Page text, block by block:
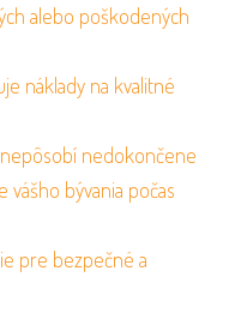
alebo poškodených
náklady na kvalitné
nedokončene
vášho bývania počas
pre bezpečné a